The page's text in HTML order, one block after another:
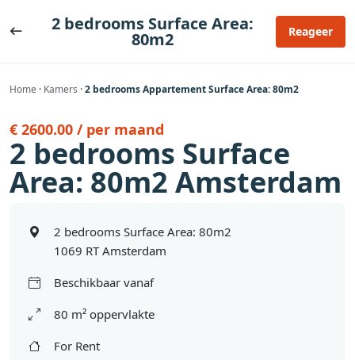
naar
2 bedrooms Surface Area:
80m2 Reageer
Home · Kamers ·2 bedrooms Appartement Surface Area: 80m2
€ 2600.00 / per maand
2 bedrooms Surface
Area: 80m2 Amsterdam
2 bedrooms Surface Area: 80m2
1069 RT Amsterdam
Beschikbaar vanaf
80 m² oppervlakte
For Rent